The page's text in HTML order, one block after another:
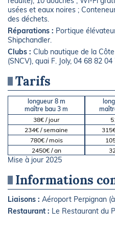
usées et eaux noires ;
des déchets.
Réparations : Portique
Shipchandler.
Clubs : Club nautique de la
(SNCV), quai F. Joly, 04 68 82 04
Tarifs
longueur 8 m
maître bau 3 m
38€ / jour
234€ / semaine
780€ / mois
2450€ / an
Mise à jour 2025
Informations
Liaisons : Aéroport Perpignan
Restaurant : Le Restaurant du